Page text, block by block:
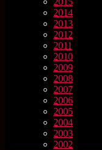
2014
2013
2012
2011
2010
2009
2008
2007
2006
2005
2004
2003
2002